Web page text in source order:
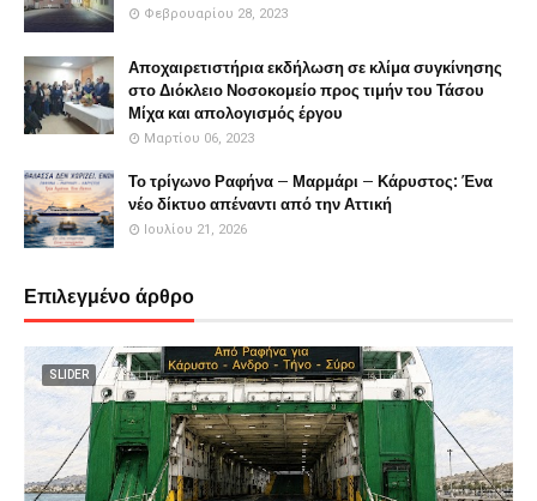
Φεβρουαρίου 28, 2023
Αποχαιρετιστήρια εκδήλωση σε κλίμα συγκίνησης
στο Διόκλειο Νοσοκομείο προς τιμήν του Τάσου
Μίχα και απολογισμός έργου
Μαρτίου 06, 2023
Το τρίγωνο Ραφήνα – Μαρμάρι – Κάρυστος: Ένα
νέο δίκτυο απέναντι από την Αττική
Ιουλίου 21, 2026
Επιλεγμένο άρθρο
SLIDER